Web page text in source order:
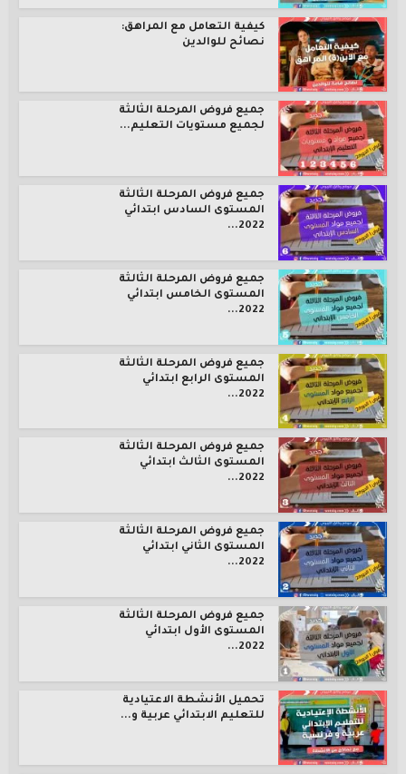
كيفية التعامل مع المراهق:
نصائح للوالدين
جميع فروض المرحلة الثالثة
لجميع مستويات التعليم...
جميع فروض المرحلة الثالثة
المستوى السادس ابتدائي
2022...
جميع فروض المرحلة الثالثة
المستوى الخامس ابتدائي
2022...
جميع فروض المرحلة الثالثة
المستوى الرابع ابتدائي
2022...
جميع فروض المرحلة الثالثة
المستوى الثالث ابتدائي
2022...
جميع فروض المرحلة الثالثة
المستوى الثاني ابتدائي
2022...
جميع فروض المرحلة الثالثة
المستوى الأول ابتدائي
2022...
تحميل الأنشطة الاعتيادية
للتعليم الابتدائي عربية و...